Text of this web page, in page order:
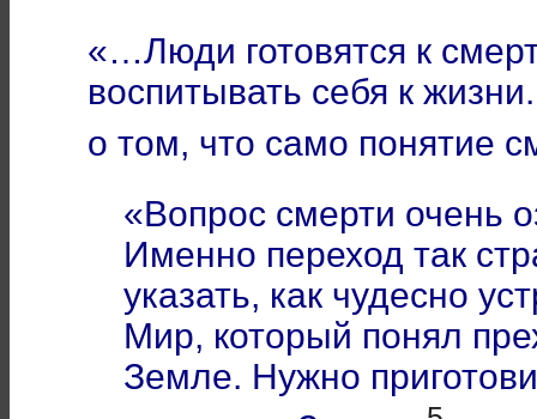
«…Люди готовятся к
воспитывать себя к
о том, что само понятие
«Вопрос смерти очень
Именно переход так
указать, как чудесно
Мир, который понял
Земле. Нужно